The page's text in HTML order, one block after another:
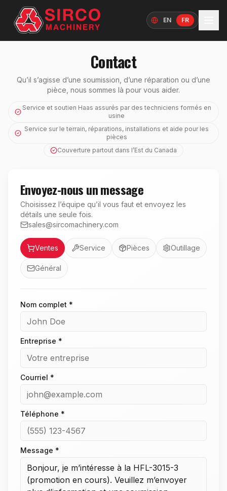
Langue
EN FR
Contact
Qu’il s’agisse d’une soumission, d’une réparation ou d’une
pièce, nous sommes là pour vous aider.
Service et soutien Haas assurés par des techniciens formés en
usine
Service sur le terrain, réparations, installations et aide pour les
pièces
Couverture partout dans l’Est du Canada
Envoyez-nous un message
Choisissez l’équipe qu’il vous faut et envoyez les
détails une seule fois.
sales@sircomachinery.com
Service
Ventes
Service Pièces Outillage
Général
Nom complet *
Entreprise *
Courriel *
Téléphone *
Message *